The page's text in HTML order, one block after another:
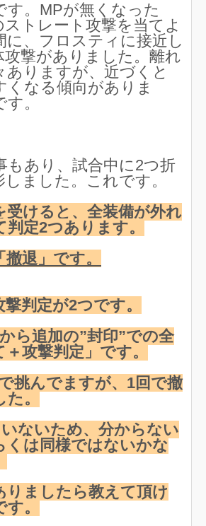
す。MPが無くなった
トレート攻撃を当てよ
に、フロスティに接近し
攻撃がありました。離れ
ありますが、近づくと
くなる傾向がありま
。
もあり、試合中に2つ折
しました。これです。
受けると、全装備が外れ
定2つあります。
退」です。
判定が2つです。
から追加の”封印”での全
攻撃判定」です。
挑んでますが、1回で撤
。
ないため、分からない
くは同様ではないかな
りましたら教えて頂け
。